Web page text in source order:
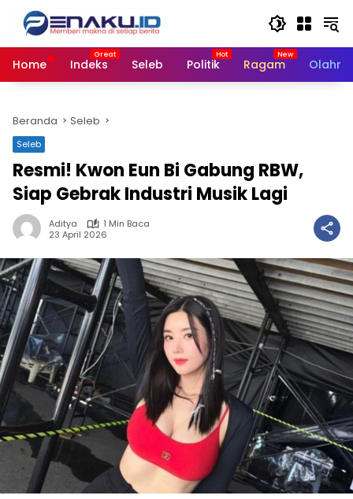
Langsung
konten
Home
Indeks Seleb Politik Ragam
Beranda Seleb
Seleb
Resmi! Kwon Eun Bi Gabung RBW,
Siap Gebrak Industri Musik Lagi
Aditya
1 Min Baca
23 April 2026